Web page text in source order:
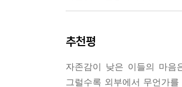
자존감은 만병통치약이 아니
추천평
자존감이 낮은 이들의 마음
그럴수록 외부에서 무언가